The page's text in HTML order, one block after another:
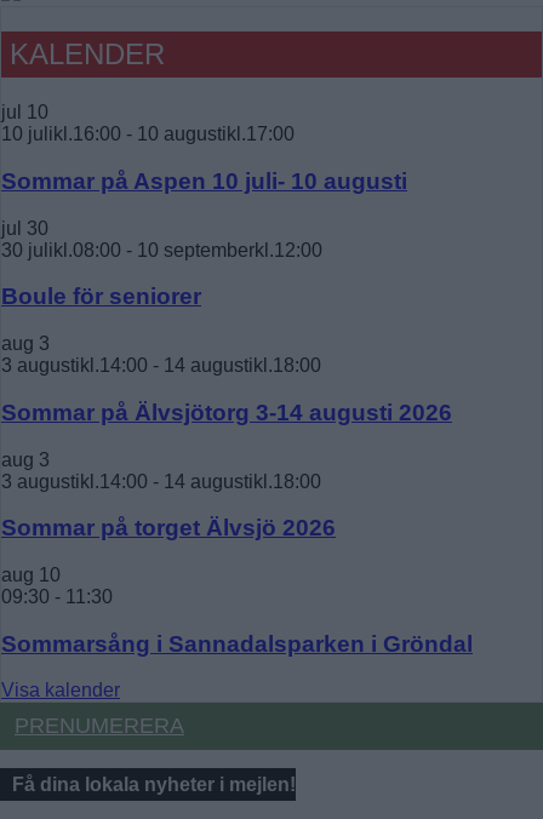
KALENDER
jul 10
10 julikl.16:00 - 10 augustikl.17:00
Sommar på Aspen 10 juli- 10 augusti
jul 30
30 julikl.08:00 - 10 septemberkl.12:00
Boule för seniorer
aug 3
3 augustikl.14:00 - 14 augustikl.18:00
Sommar på Älvsjötorg 3-14 augusti 2026
aug 3
3 augustikl.14:00 - 14 augustikl.18:00
Sommar på torget Älvsjö 2026
aug 10
09:30 - 11:30
Sommarsång i Sannadalsparken i Gröndal
Visa kalender
PRENUMERERA
Få dina lokala nyheter i mejlen!